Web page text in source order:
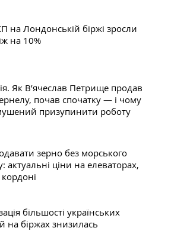
на Лондонській біржі зросли
на 10%
Як В’ячеслав Петрище продав
почав спочатку — і чому
призупинити роботу
зерно без морського
актуальні ціни на елеваторах,
більшості українських
на біржах знизилась